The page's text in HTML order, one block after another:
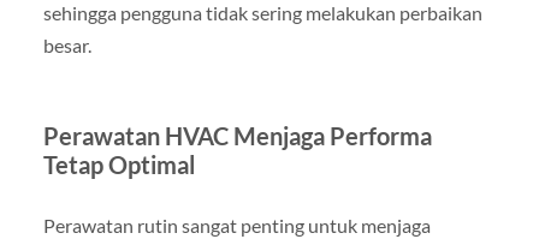
sehingga pengguna tidak sering melakukan perbaikan
besar.
Perawatan HVAC Menjaga Performa
Tetap Optimal
Perawatan rutin sangat penting untuk menjaga